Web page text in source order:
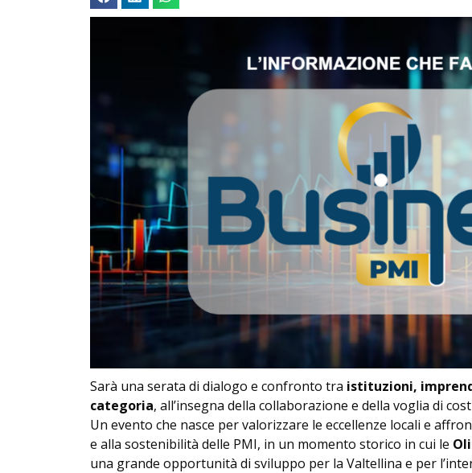
Sarà una serata di dialogo e confronto tra istituzioni,
categoria, all’insegna della collaborazione e della voglia di
Un evento che nasce per valorizzare le eccellenze locali e
e alla sostenibilità delle PMI, in un momento storico in cui le
una grande opportunità di sviluppo per la Valtellina e per